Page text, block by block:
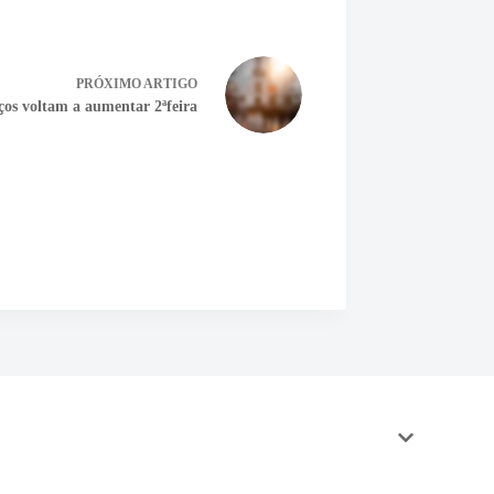
PRÓXIMOARTIGO
voltam a aumentar 2ªfeira